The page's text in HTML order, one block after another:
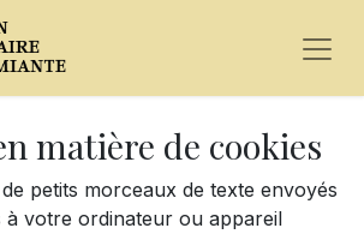
matière de cookies
petits morceaux de texte envoyés
votre ordinateur ou appareil